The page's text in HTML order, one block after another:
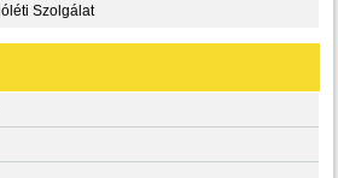
Szolgálat